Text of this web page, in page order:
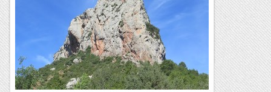
La majestuosa Paret del Grau vista des de coll Piquer.
Aprofitant la bona climatologia i orientació de la Paret del
Grau, aquest febrer hi tornem; hi tenim...
Jaumegrimp 2